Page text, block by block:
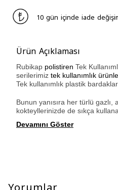
10 gün içinde iade
Ürün Açıklaması
Rubikap polistiren Tek
serilerimiz tek kullanımlık
Tek kullanımlık plastik
Bunun yanısıra her türlü gazlı,
kokteyllerinizde de sıkça
Devamını Göster
Yorumlar